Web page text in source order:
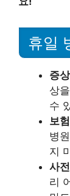
휴일
증
상
수
보
병
지
사
리